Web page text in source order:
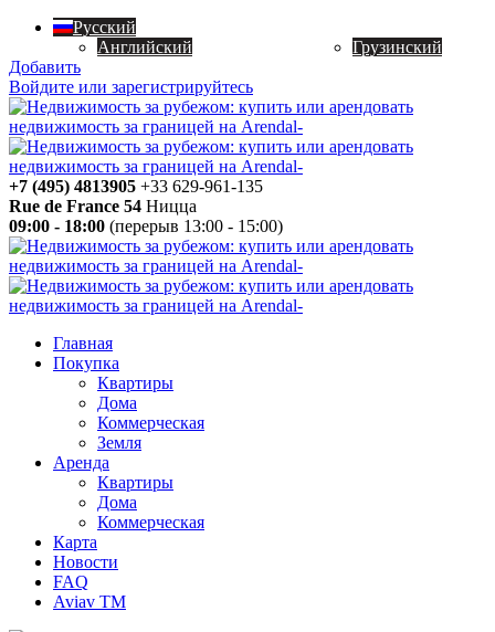
Русский
Английский
Грузинский
Добавить
Войдите или зарегистрируйтесь
+7 (495) 4813905 +33 629-961-135
Rue de France 54 Ницца
09:00 - 18:00 (перерыв 13:00 - 15:00)
Главная
Покупка
Квартиры
Дома
Коммерческая
Земля
Аренда
Квартиры
Дома
Коммерческая
Карта
Новости
FAQ
Aviav TM